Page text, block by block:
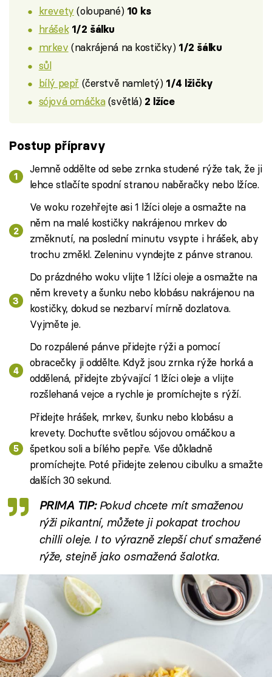
krevety (oloupané) 10 ks
hrášek 1/2 šálku
mrkev (nakrájená na kostičky) 1/2 šálku
sůl
bílý pepř (čerstvě namletý) 1/4 lžičky
sójová omáčka(světlá) 2 lžíce
Postup přípravy
Jemně oddělte od sebe zrnka studené rýže tak, že ji
lehce stlačíte spodní stranou naběračky nebo lžíce.
Ve woku rozehřejte asi 1 lžíci oleje a osmažte na
něm na malé kostičky nakrájenou mrkev do
změknutí, na poslední minutu vsypte i hrášek, aby
trochu změkl. Zeleninu vyndejte z pánve stranou.
Do prázdného woku vlijte 1 lžíci oleje a osmažte na
něm krevety a šunku nebo klobásu nakrájenou na
kostičky, dokud se nezbarví mírně dozlatova.
Vyjměte je.
Do rozpálené pánve přidejte rýži a pomocí
obracečky ji oddělte. Když jsou zrnka rýže horká a
oddělená, přidejte zbývající 1 lžíci oleje a vlijte
rozšlehaná vejce a rychle je promíchejte s rýží.
Přidejte hrášek, mrkev, šunku nebo klobásu a
krevety. Dochuťte světlou sójovou omáčkou a
špetkou soli a bílého pepře. Vše důkladně
promíchejte. Poté přidejte zelenou cibulku a smažte
dalších 30 sekund.
PRIMA TIP:Pokud chcete mít smaženou
rýži pikantní, můžete ji pokapat trochou
chilli oleje. I to výrazně zlepší chuť smažené
rýže, stejně jako osmažená šalotka.